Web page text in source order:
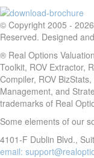
© Copyright 2005 -
Reserved. Designed
® Real Options
Toolkit, ROV Extractor,
Compiler, ROV
Management, and
trademarks of Real
Some elements of our
4101-F Dublin Blvd.,
email: